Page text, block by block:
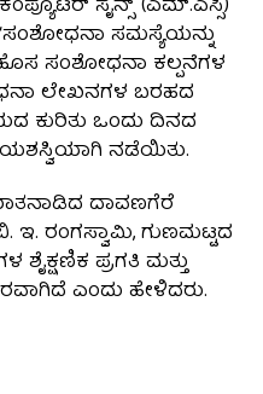
ಸೈನ್ಸ್ (ಎಮ್.ಎಸ್ಸಿ)
ಸಮಸ್ಯೆಯನ್ನು
ಸಂಶೋಧನಾ ಕಲ್ಪನೆಗಳ
ಲೇಖನಗಳ ಬರಹದ
ಕುರಿತು ಒಂದು ದಿನದ
ಯಶಸ್ವಿಯಾಗಿ ನಡೆಯಿತು.
ದಾವಣಗೆರೆ
ಇ. ರಂಗಸ್ವಾಮಿ, ಗುಣಮಟ್ಟದ
ಪ್ರಗತಿ ಮತ್ತು
ಎಂದು ಹೇಳಿದರು.